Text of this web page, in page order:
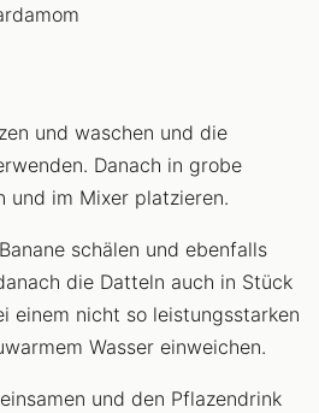
und waschen und die
Danach in grobe
und im Mixer platzieren.
schälen und ebenfalls
die Datteln auch in Stück
einem nicht so leistungsstarken
Wasser einweichen.
und den Pflazendrink